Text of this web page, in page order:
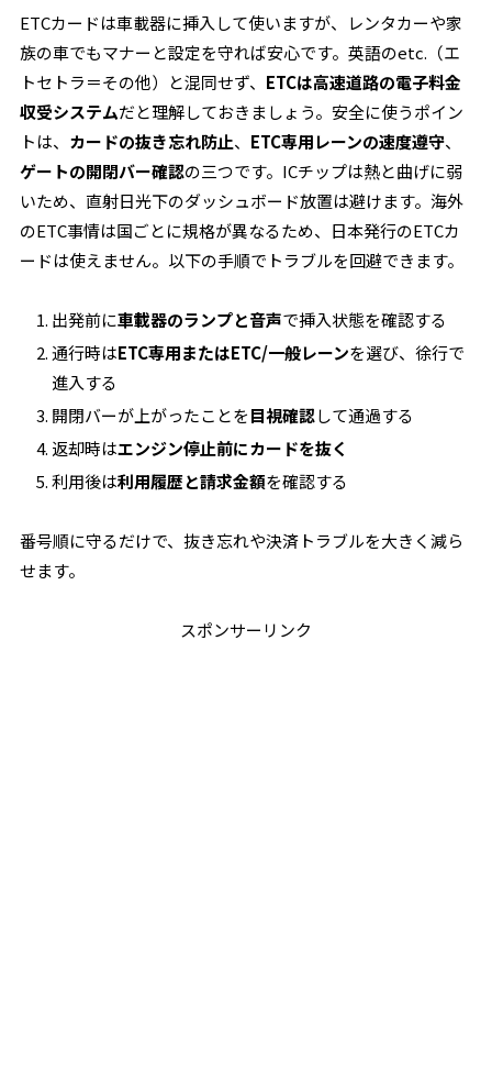
ETCカードは車載器に挿入して使いますが、レンタカーや家
族の車でもマナーと設定を守れば安心です。英語のetc.（エ
トセトラ＝その他）と混同せず、 ETCは高速道路の電子料金
収受システムだと理解しておきましょう。安全に使うポイン
トは、 カードの抜き忘れ防止、 ETC専用レーンの速度遵守、
ゲートの開閉バー確認の三つです。ICチップは熱と曲げに弱
いため、直射日光下のダッシュボード放置は避けます。海外
のETC事情は国ごとに規格が異なるため、日本発行のETCカ
ードは使えません。以下の手順でトラブルを回避できます。
出発前に車載器のランプと音声で挿入状態を確認する
通行時はETC専用またはETC/一般レーンを選び、徐行で
進入する
開閉バーが上がったことを目視確認して通過する
返却時はエンジン停止前にカードを抜く
利用後は利用履歴と請求金額を確認する
番号順に守るだけで、抜き忘れや決済トラブルを大きく減ら
せます。
スポンサーリンク